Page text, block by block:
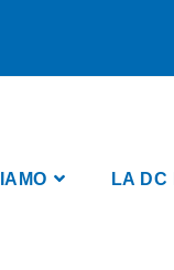
LA DC